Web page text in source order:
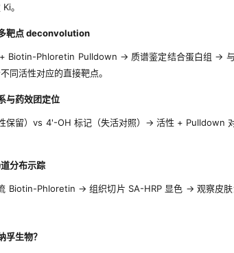
。
靶点 deconvolution
Biotin-Phloretin Pulldown → 质谱鉴定结合蛋白组 →
同活性对应的直接靶点。
与药效团定位
保留）vs 4'-OH 标记（失活对照）→ 活性 + Pulldown
分布示踪
Biotin-Phloretin → 组织切片 SA-HRP 显色 → 观察皮
孚生物？